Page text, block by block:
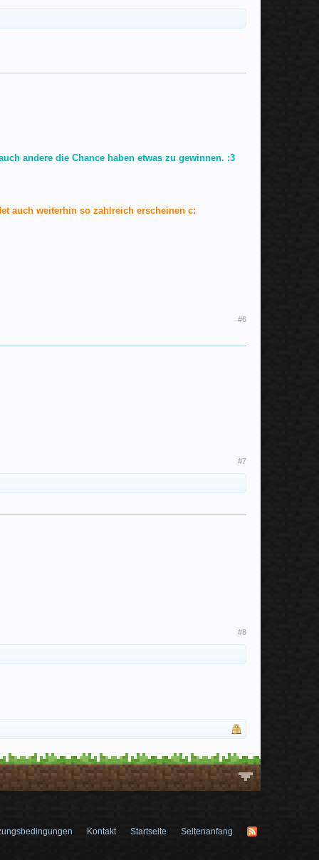
andere die Chance haben etwas zu gewinnen. :3
auch weiterhin so zahlreich erscheinen c:
#6
#7
#8
Kontakt Startseite Seitenanfang